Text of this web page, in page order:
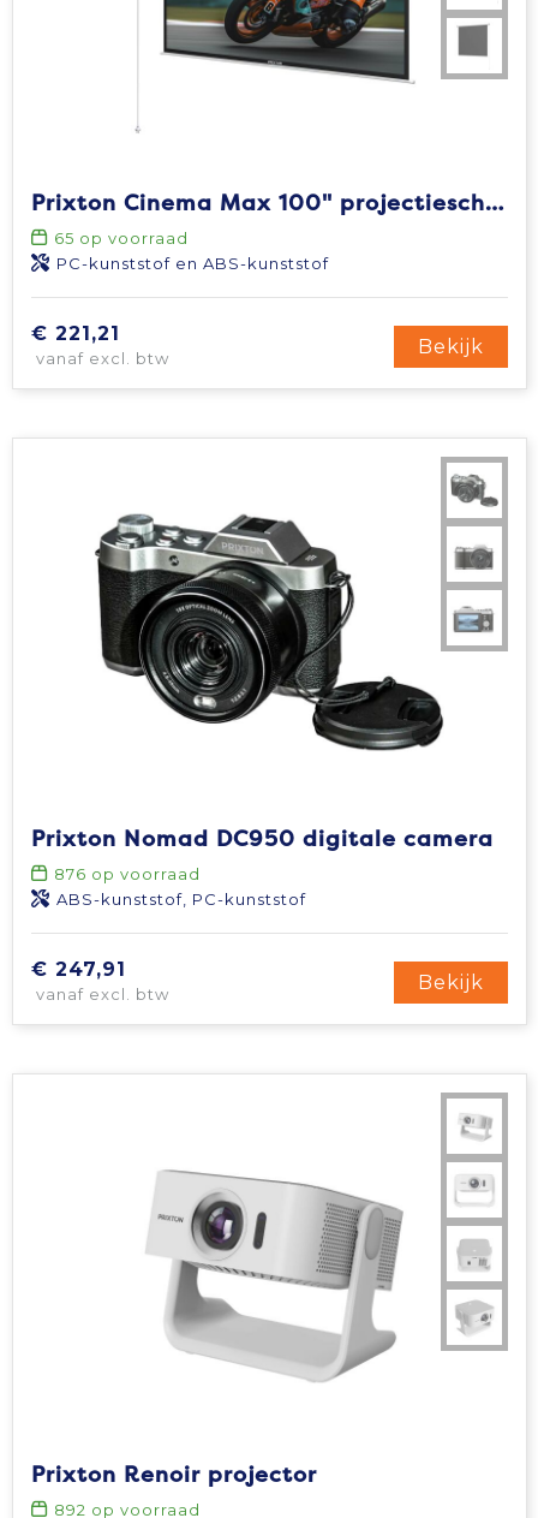
Prixton Cinema Max 100" projectiescherm
65 op voorraad
PC-kunststof en ABS-kunststof
€ 221,21
vanaf excl. btw
Bekijk
Prixton Nomad DC950 digitale camera
876 op voorraad
ABS-kunststof, PC-kunststof
€ 247,91
vanaf excl. btw
Bekijk
Prixton Renoir projector
892 op voorraad